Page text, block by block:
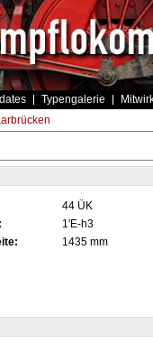
Typengalerie
44 ÜK
1'E-h3
1435 mm